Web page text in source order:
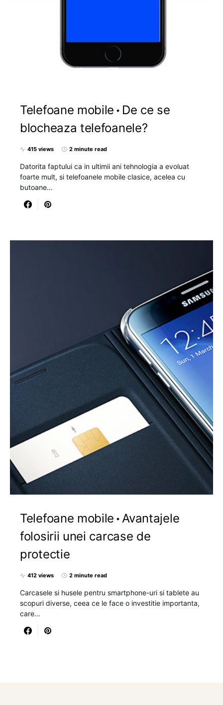
Telefoane mobile
De ce se
blocheaza telefoanele?
415 views 2 minute read
Datorita faptului ca in ultimii ani tehnologia a evoluat
foarte mult, si telefoanele mobile clasice, acelea cu
butoane…
Telefoane mobile Avantajele
folosirii unei carcase de
protectie
412 views 2 minute read
Carcasele si husele pentru smartphone-uri si tablete au
scopuri diverse, ceea ce le face o investitie importanta,
care…